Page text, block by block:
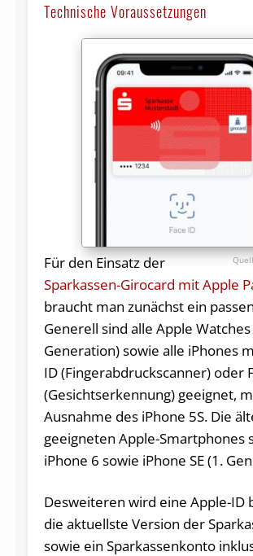
Technische Voraussetzungen
Für den Einsatz der
Sparkassen-Girocard mit Apple
braucht man zunächst ein
Generell sind alle Apple Watches
Generation) sowie alle iPhones
ID (Fingerabdruckscanner) oder
(Gesichtserkennung) geeignet,
Ausnahme des iPhone 5S. Die
geeigneten Apple-Smartphones
iPhone 6 sowie iPhone SE (1.
Desweiteren wird eine Apple-ID
die aktuellste Version der
sowie ein Sparkassenkonto